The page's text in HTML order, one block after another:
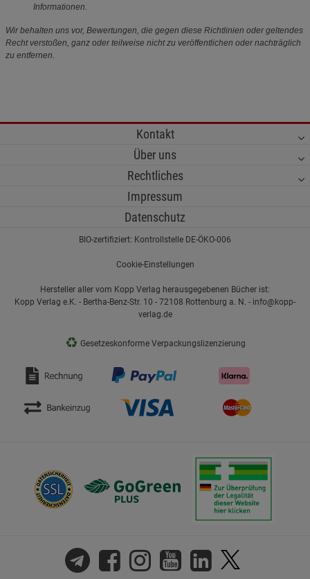
Informationen.
Wir behalten uns vor, Bewertungen, die gegen diese Richtlinien oder geltendes
Recht verstoßen, ganz oder teilweise nicht zu veröffentlichen oder nachträglich
zu entfernen.
Kontakt
Über uns
Rechtliches
Impressum
Datenschutz
BIO-zertifiziert: Kontrollstelle DE-ÖKO-006
Cookie-Einstellungen
Hersteller aller vom Kopp Verlag herausgegebenen Bücher ist:
Kopp Verlag e.K. - Bertha-Benz-Str. 10 - 72108 Rottenburg a. N. - info@kopp-
verlag.de
♻ Gesetzeskonforme Verpackungslizenzierung